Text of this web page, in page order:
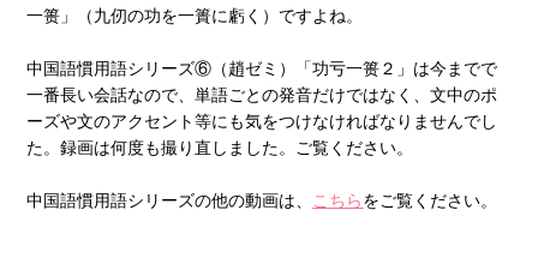
一篑」（九仞の功を一簣に虧く）ですよね。
中国語慣用語シリーズ⑥（趙ゼミ）「功亏一篑２」は今までで
一番長い会話なので、単語ごとの発音だけではなく、文中のポ
ーズや文のアクセント等にも気をつけなければなりませんでし
た。録画は何度も撮り直しました。ご覧ください。
中国語慣用語シリーズの他の動画は、 こちらをご覧ください。